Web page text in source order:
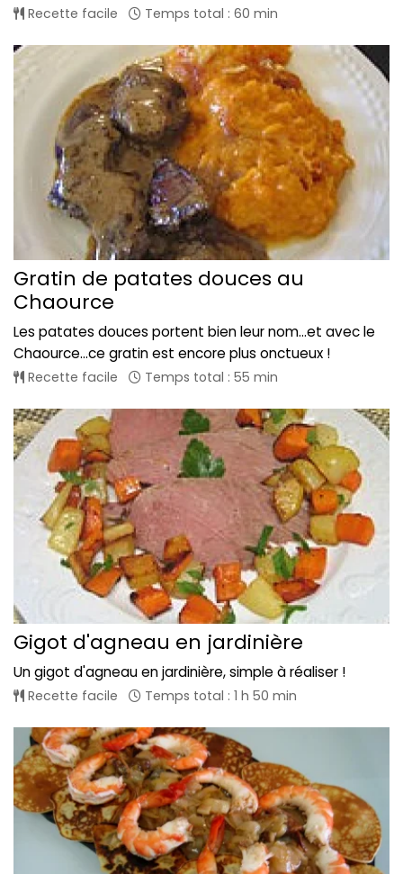
Recette facile Temps total : 60 min
Gratin de patates douces au
Chaource
Les patates douces portent bien leur nom...et avec le
Chaource...ce gratin est encore plus onctueux !
Recette facile Temps total : 55 min
Gigot d'agneau en jardinière
Un gigot d'agneau en jardinière, simple à réaliser !
Recette facile Temps total : 1 h 50 min